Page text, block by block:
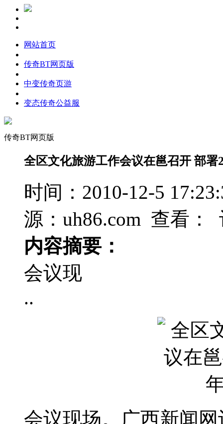
网站首页
传奇BT网页版
中变传奇页游
变态传奇公益服
传奇BT网页版
全区文化旅游工作会议在邕召开 部署
时间：2010-12-5
源：uh86.com 查看：
内容摘要：
会议现
..
会议现场。广西新闻